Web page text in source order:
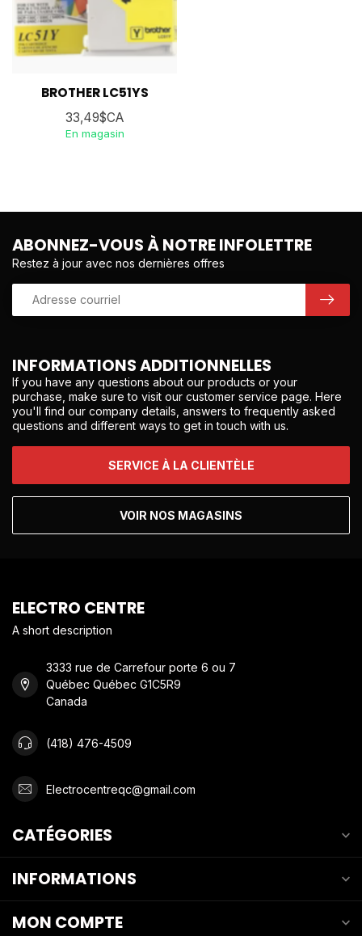
BROTHER LC51YS
33,49$CA
En magasin
INFORMATIONS ADDITIONNELLES
If you have any questions about our products or your
purchase, make sure to visit our customer service page. Here
you'll find our company details, answers to frequently asked
questions and different ways to get in touch with us.
SERVICE À LA CLIENTÈLE
VOIR NOS MAGASINS
ABONNEZ-VOUS À NOTRE INFOLETTRE
Restez à jour avec nos dernières offres
ELECTRO CENTRE
A short description
3333 rue de Carrefour porte 6 ou 7
Québec Québec G1C5R9
Canada
(418) 476-4509
Electrocentreqc@gmail.com
CATÉGORIES
INFORMATIONS
MON COMPTE